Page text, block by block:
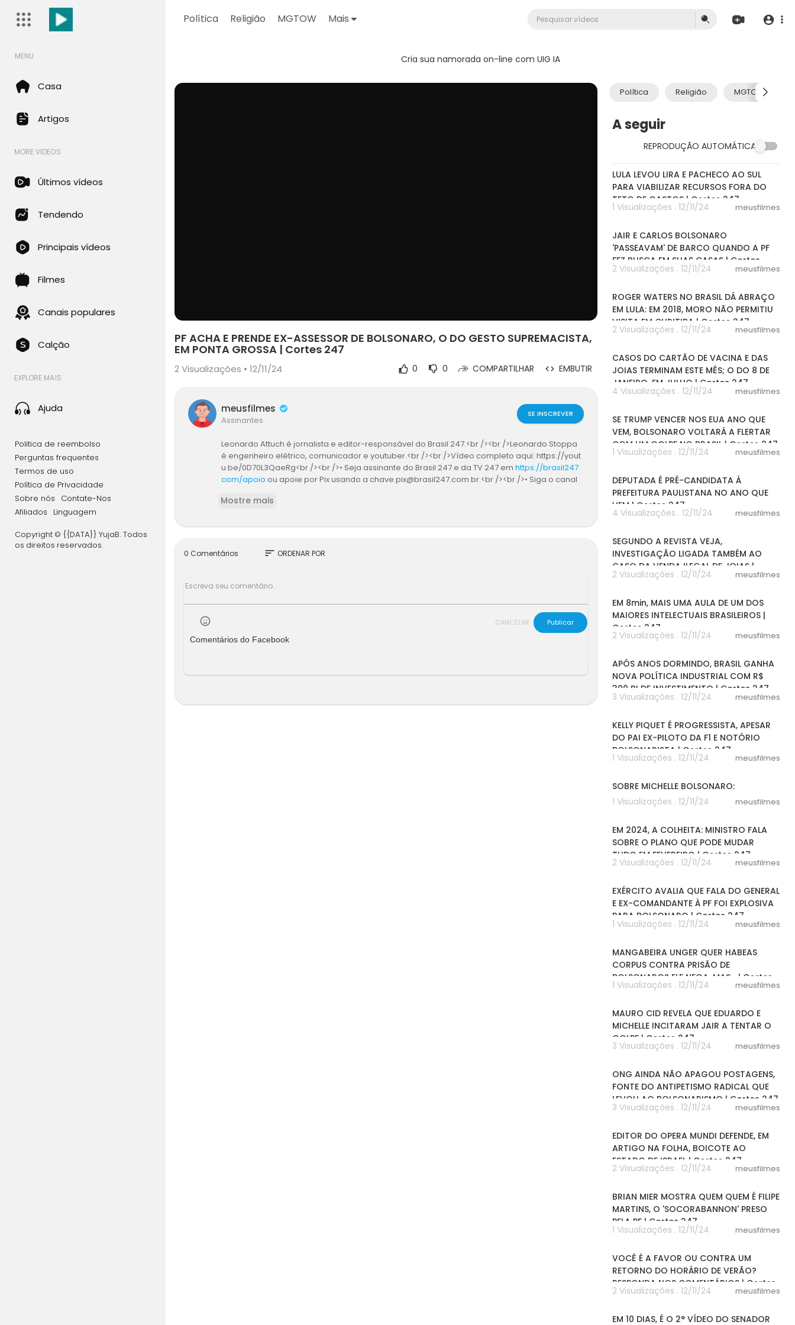
Política Religião MGTOW Mais
MENU
Casa
Artigos
MORE VIDEOS
Últimos vídeos
Tendendo
Principais vídeos
Filmes
Canais populares
Calção
EXPLORE MAIS
Ajuda
Politica de reembolso
Perguntas frequentes
Termos de uso
Política de Privacidade
Sobre nós
Contate-Nos
Afiliados
Linguagem
Copyright © {{DATA}} YujaB. Todos
os direitos reservados.
Cria sua namorada on-line com UIG IA
Política Religião MGTOW
A seguir
REPRODUÇÃO AUTOMÁTICA
07:46
LULA LEVOU LIRA E PACHECO AO SUL
PARA VIABILIZAR RECURSOS FORA DO
TETO DE GASTOS | Cortes 247
1 Visualizações . 12/11/24 meusfilmes
JAIR E CARLOS BOLSONARO
'PASSEAVAM' DE BARCO QUANDO A PF
FEZ BUSCA EM SUAS CASAS | Cortes
2 Visualizações . 12/11/24 meusfilmes
ROGER WATERS NO BRASIL DÁ ABRAÇO
EM LULA: EM 2018, MORO NÃO PERMITIU
VISITA EM CURITIBA | Cortes 247
2 Visualizações . 12/11/24 meusfilmes
CASOS DO CARTÃO DE VACINA E DAS
JOIAS TERMINAM ESTE MÊS; O DO 8 DE
JANEIRO, EM JULHO | Cortes 247
4 Visualizações . 12/11/24 meusfilmes
SE TRUMP VENCER NOS EUA ANO QUE
VEM, BOLSONARO VOLTARÁ A FLERTAR
COM UM GOLPE NO BRASIL | Cortes 247
1 Visualizações . 12/11/24 meusfilmes
DEPUTADA É PRÉ-CANDIDATA À
PREFEITURA PAULISTANA NO ANO QUE
VEM | Cortes 247
4 Visualizações . 12/11/24 meusfilmes
SEGUNDO A REVISTA VEJA,
INVESTIGAÇÃO LIGADA TAMBÉM AO
CASO DA VENDA ILEGAL DE JOIAS |
Cortes 247
2 Visualizações . 12/11/24 meusfilmes
EM 8min, MAIS UMA AULA DE UM DOS
MAIORES INTELECTUAIS BRASILEIROS |
Cortes 247
2 Visualizações . 12/11/24 meusfilmes
APÓS ANOS DORMINDO, BRASIL GANHA
NOVA POLÍTICA INDUSTRIAL COM R$
300 BI DE INVESTIMENTO | Cortes 247
3 Visualizações . 12/11/24 meusfilmes
KELLY PIQUET É PROGRESSISTA, APESAR
DO PAI EX-PILOTO DA F1 E NOTÓRIO
BOLSONARISTA | Cortes 247
1 Visualizações . 12/11/24 meusfilmes
SOBRE MICHELLE BOLSONARO:
1 Visualizações . 12/11/24
meusfilmes
EM 2024, A COLHEITA: MINISTRO FALA
SOBRE O PLANO QUE PODE MUDAR
TUDO EM FEVEREIRO | Cortes 247
2 Visualizações . 12/11/24 meusfilmes
EXÉRCITO AVALIA QUE FALA DO GENERAL
E EX-COMANDANTE À PF FOI EXPLOSIVA
PARA BOLSONARO | Cortes 247
1 Visualizações . 12/11/24 meusfilmes
MANGABEIRA UNGER QUER HABEAS
CORPUS CONTRA PRISÃO DE
BOLSONARO? ELE NEGA, MAS... | Cortes
247
1 Visualizações . 12/11/24 meusfilmes
MAURO CID REVELA QUE EDUARDO E
MICHELLE INCITARAM JAIR A TENTAR O
GOLPE | Cortes 247
3 Visualizações . 12/11/24 meusfilmes
ONG AINDA NÃO APAGOU POSTAGENS,
FONTE DO ANTIPETISMO RADICAL QUE
LEVOU AO BOLSONARISMO | Cortes 247
3 Visualizações . 12/11/24 meusfilmes
EDITOR DO OPERA MUNDI DEFENDE, EM
ARTIGO NA FOLHA, BOICOTE AO
ESTADO DE ISRAEL | Cortes 247
2 Visualizações . 12/11/24 meusfilmes
BRIAN MIER MOSTRA QUEM QUEM É FILIPE
MARTINS, O 'SOCORABANNON' PRESO
PELA PF | Cortes 247
1 Visualizações . 12/11/24 meusfilmes
VOCÊ É A FAVOR OU CONTRA UM
RETORNO DO HORÁRIO DE VERÃO?
RESPONDA NOS COMENTÁRIOS | Cortes
247
2 Visualizações . 12/11/24 meusfilmes
EM 10 DIAS, É O 2° VÍDEO DO SENADOR
PF ACHA E PRENDE EX-ASSESSOR DE BOLSONARO, O DO GESTO SUPREMACISTA,
EM PONTA GROSSA | Cortes 247
2Visualizações • 12/11/24 0 0 COMPARTILHAR EMBUTIR
meusfilmes
Assinantes
SE INSCREVER
Leonardo Attuch é jornalista e editor-responsável do Brasil 247.<br /><br />Leonardo Stoppa
é engenheiro elétrico, comunicador e youtuber.<br /><br />Vídeo completo aqui: https://yout
u.be/0D70L3QaeRg<br /><br />• Seja assinante do Brasil 247 e da TV 247 em https://brasil247.
com/apoio ou apoie por Pix usando a chave pix@brasil247.com.br.<br /><br />• Siga o canal
r /><br />Este é o único canal autorizado a utilizar conteúdo jornalístico da TV 247.<br /><br />
Mostre mais
0 Comentários sort ORDENAR POR
CANCELAR
Publicar
Comentários do Facebook